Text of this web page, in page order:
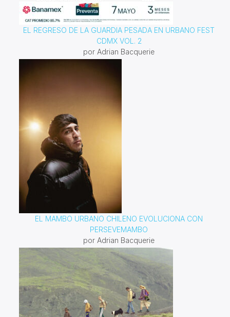
EL REGRESO DE LA GUARDIA PESADA EN URBANO FEST
CDMX VOL. 2
por Adrian Bacquerie
EL MAMBO URBANO CHILENO EVOLUCIONA CON
PERSEVEMAMBO
por Adrian Bacquerie